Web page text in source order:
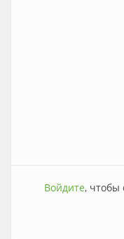
Войдите, чтобы